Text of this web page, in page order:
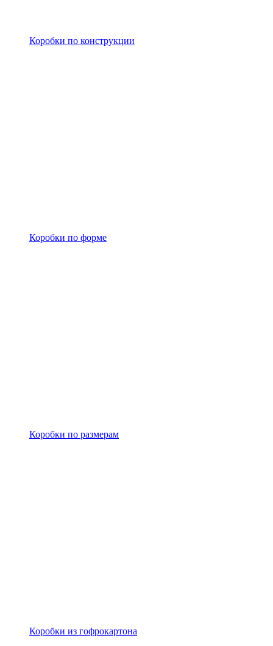
Коробки по конструкции
Коробки по форме
Коробки по размерам
Коробки из гофрокартона